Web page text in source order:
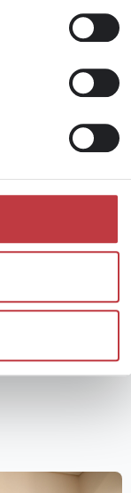
aggiunto.
Il primo Report di Sostenibilità di ADHR